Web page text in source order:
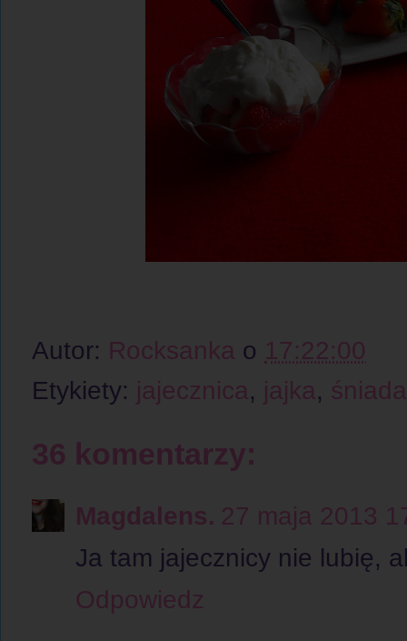
Autor: Rocksanka o 17:22:00
Etykiety: jajecznica, jajka,
36 komentarzy:
Magdalens. 27 maja 2013
Ja tam jajecznicy nie lubię,
Odpowiedz